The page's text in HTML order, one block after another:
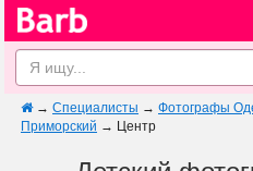
→ Специалисты → Фотографы
Приморский → Центр